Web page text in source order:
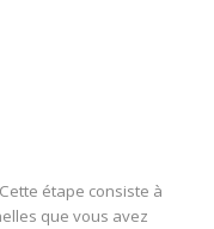
étape consiste à
que vous avez